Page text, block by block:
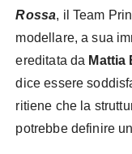
Rossa, il Team
modellare, a sua
ereditata da Mattia
dice essere
ritiene che la
potrebbe definire